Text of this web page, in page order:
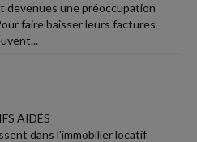
devenues une préoccupation
faire baisser leurs factures
AIDÉS
dans l'immobilier locatif